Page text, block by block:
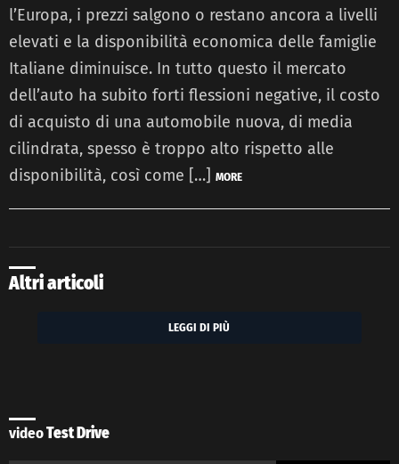
l’Europa, i prezzi salgono o restano ancora a livelli
elevati e la disponibilità economica delle famiglie
Italiane diminuisce. In tutto questo il mercato
dell’auto ha subito forti flessioni negative, il costo
di acquisto di una automobile nuova, di media
cilindrata, spesso è troppo alto rispetto alle
disponibilità, così come […] MORE
Altri articoli
LEGGI DI PIÙ
videoTest Drive